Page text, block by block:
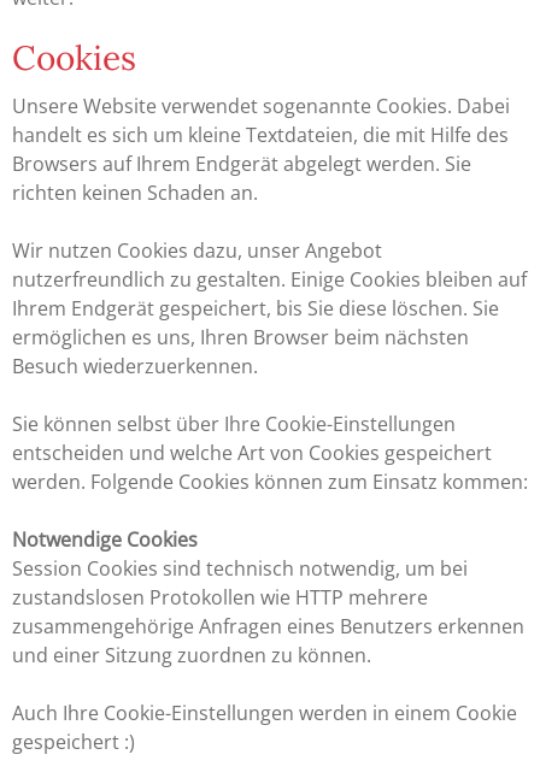
Cookies
Unsere Website verwendet sogenannte Cookies. Dabei
handelt es sich um kleine Textdateien, die mit Hilfe des
Browsers auf Ihrem Endgerät abgelegt werden. Sie
richten keinen Schaden an.
Wir nutzen Cookies dazu, unser Angebot
nutzerfreundlich zu gestalten. Einige Cookies bleiben auf
Ihrem Endgerät gespeichert, bis Sie diese löschen. Sie
ermöglichen es uns, Ihren Browser beim nächsten
Besuch wiederzuerkennen.
Sie können selbst über Ihre Cookie-Einstellungen
entscheiden und welche Art von Cookies gespeichert
werden. Folgende Cookies können zum Einsatz kommen:
Notwendige Cookies
Session Cookies sind technisch notwendig, um bei
zustandslosen Protokollen wie HTTP mehrere
zusammengehörige Anfragen eines Benutzers erkennen
und einer Sitzung zuordnen zu können.
Auch Ihre Cookie-Einstellungen werden in einem Cookie
gespeichert :)